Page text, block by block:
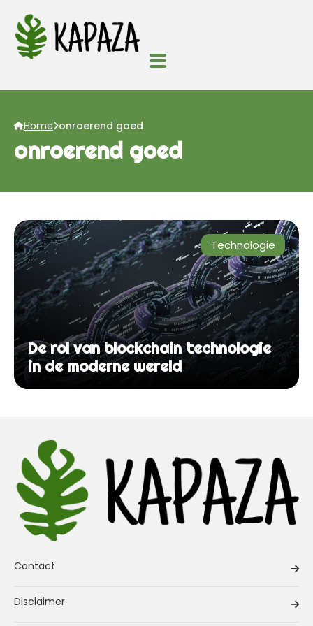
Home onroerend goed
onroerend goed
Technologie
De rol van blockchain technologie
in de moderne wereld
Contact
Disclaimer